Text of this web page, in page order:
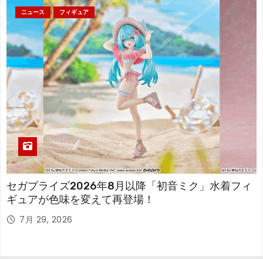
ニュース フィギュア
セガプライズ2026年8月以降「初音ミク」水着フィ
ギュアが色味を変えて再登場！
7月 29, 2026